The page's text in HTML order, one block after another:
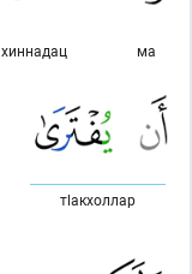
ма
хиннадац
тlакхоллар